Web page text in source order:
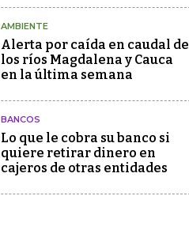
AMBIENTE
Alerta por caída en caudal de
los ríos Magdalena y Cauca
en la última semana
BANCOS
Lo que le cobra su banco si
quiere retirar dinero en
cajeros de otras entidades